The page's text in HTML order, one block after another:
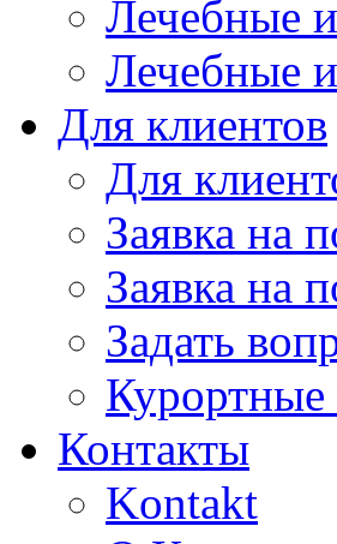
Лечебные
Лечебные
Для клиентов
Для
Заявка на
Заявка на
Задать
Курортные
Контакты
Kontakt